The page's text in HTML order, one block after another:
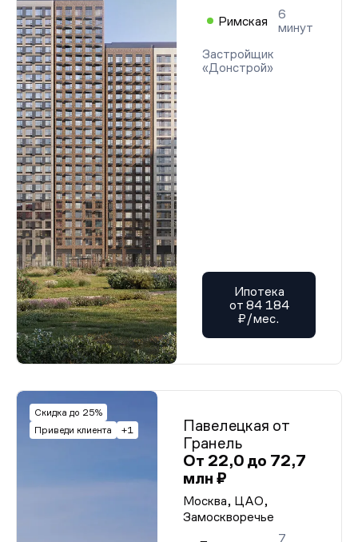
Римская
6
минут
Застройщик
«Донстрой»
Ипотека
от 84 184
₽/мес.
Скидка до 25%
Приведи клиента
+1
Павелецкая от
Гранель
От 22,0 до 72,7
млн ₽
Москва, ЦАО,
Замоскворечье
7